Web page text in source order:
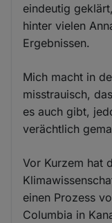
eindeutig
hinter vielen
Ergebnissen.
Mich macht in
misstrauisch,
es auch gibt,
verächtlich
Vor Kurzem hat
einen Prozess
Columbia in